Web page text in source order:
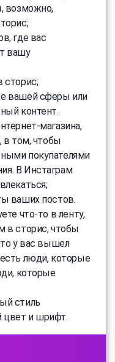
возможно,
где вас
вашу
сторис;
вашей сферы или
контент.
магазина,
в том, чтобы
покупателями
В Инстаграм
ваших постов.
что-то в ленту,
в сторис, чтобы
у вас вышел
люди, которые
которые
стиль
цвет и шрифт.